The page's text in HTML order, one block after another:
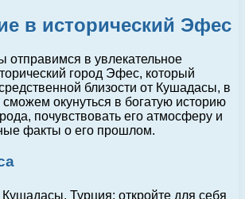
в исторический Эфес
отправимся в увлекательное
город Эфес, который
близости от Кушадасы, в
окунуться в богатую историю
почувствовать его атмосферу и
факты о его прошлом.